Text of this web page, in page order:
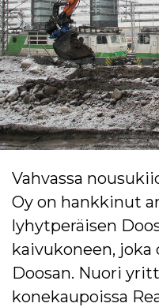
Vahvassa
Oy on hankkinut
lyhytperäisen
kaivukoneen, joka
Doosan. Nuori
konekaupoissa